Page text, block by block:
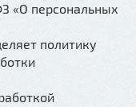
«О персональных
политику